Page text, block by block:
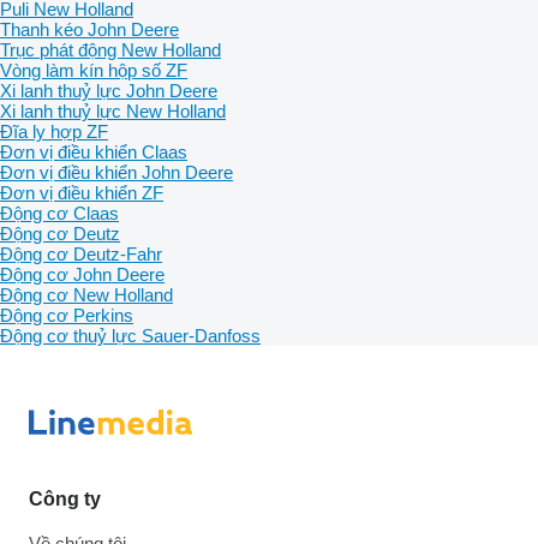
Puli New Holland
Thanh kéo John Deere
Trục phát động New Holland
Vòng làm kín hộp số ZF
Xi lanh thuỷ lực John Deere
Xi lanh thuỷ lực New Holland
Đĩa ly hợp ZF
Đơn vị điều khiển Claas
Đơn vị điều khiển John Deere
Đơn vị điều khiển ZF
Động cơ Claas
Động cơ Deutz
Động cơ Deutz-Fahr
Động cơ John Deere
Động cơ New Holland
Động cơ Perkins
Động cơ thuỷ lực Sauer-Danfoss
Công ty